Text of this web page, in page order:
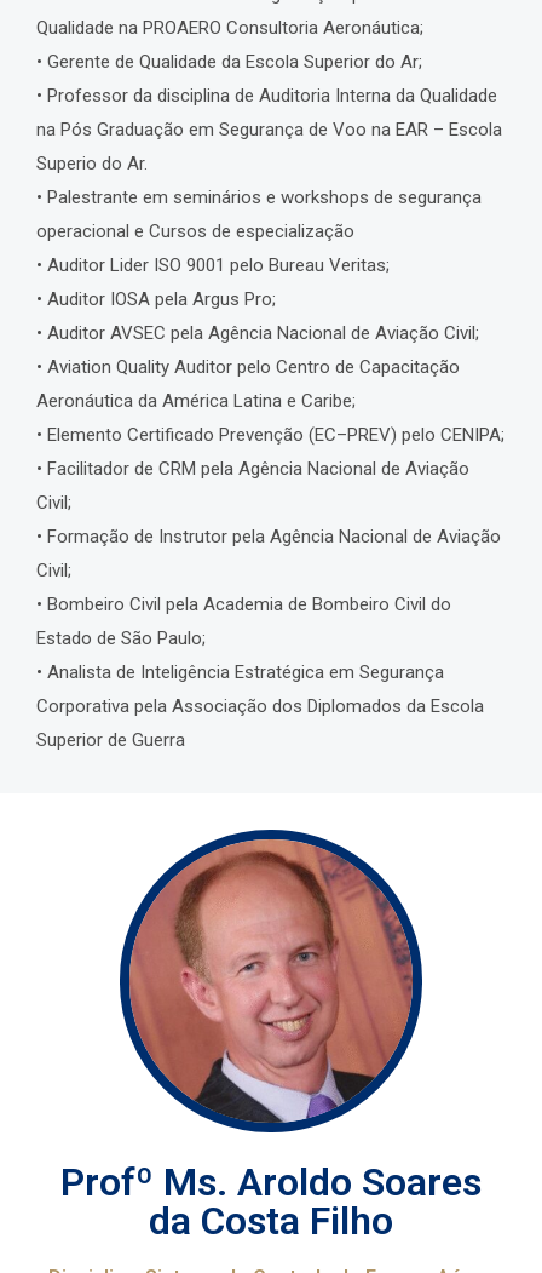
Qualidade na PROAERO Consultoria Aeronáutica;
• Gerente de Qualidade da Escola Superior do Ar;
• Professor da disciplina de Auditoria Interna da Qualidade
na Pós Graduação em Segurança de Voo na EAR – Escola
Superio do Ar.
• Palestrante em seminários e workshops de segurança
operacional e Cursos de especialização
• Auditor Lider ISO 9001 pelo Bureau Veritas;
• Auditor IOSA pela Argus Pro;
• Auditor AVSEC pela Agência Nacional de Aviação Civil;
• Aviation Quality Auditor pelo Centro de Capacitação
Aeronáutica da América Latina e Caribe;
• Elemento Certificado Prevenção (EC–PREV) pelo CENIPA;
• Facilitador de CRM pela Agência Nacional de Aviação
Civil;
• Formação de Instrutor pela Agência Nacional de Aviação
Civil;
• Bombeiro Civil pela Academia de Bombeiro Civil do
Estado de São Paulo;
• Analista de Inteligência Estratégica em Segurança
Corporativa pela Associação dos Diplomados da Escola
Superior de Guerra
Profº Ms. Aroldo Soares
da Costa Filho